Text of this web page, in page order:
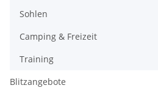
Sohlen
Camping & Freizeit
Training
Blitzangebote